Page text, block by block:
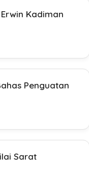
Kadiman
Penguatan
Sarat